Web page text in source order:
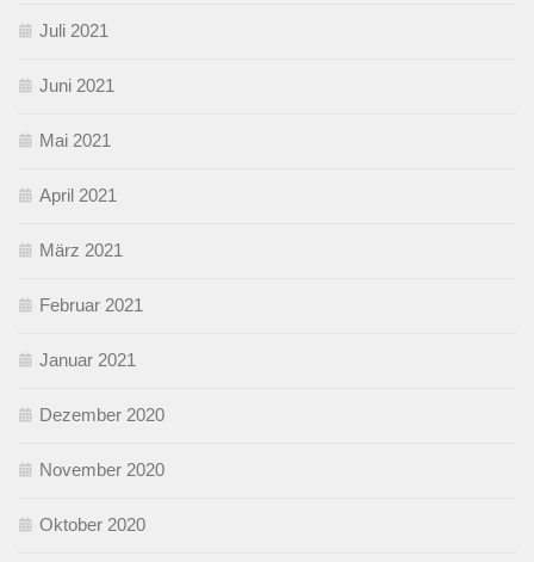
Juli 2021
Juni 2021
Mai 2021
April 2021
März 2021
Februar 2021
Januar 2021
Dezember 2020
November 2020
Oktober 2020